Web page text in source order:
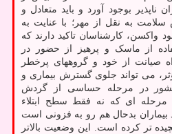
ناپذیر بوجود آورد و باید متعادل و
به نقل از مهر؛ با عنایت به
واکسن، کارشناسان تاکید دارند که
از ماسک و پرهیز از حضور در
صیانت از خود و گروههای پرخطر
می تواند جلوی گسترش بیماری و
در مرحله حساسی از گردش
مرحله ای که نه فقط سطح ابتلاء
بیماران بدحال هم رو به فزونی است
تر کرده است. این وضعیت بالاتر